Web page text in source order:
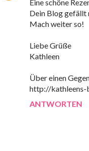
Eine schöne
Dein Blog gefällt
Mach weiter so!
Liebe Grüße
Kathleen
Über einen
http://kathleens-
ANTWORTEN